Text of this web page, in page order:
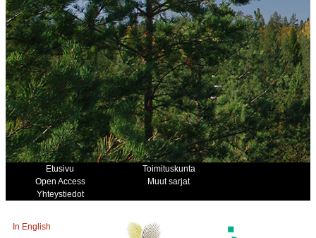
Etusivu
Toimituskunta
Open Access
Muut sarjat
Yhteystiedot
In English